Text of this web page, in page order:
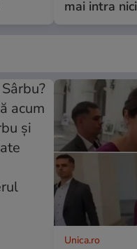
mai intra
Unica.ro